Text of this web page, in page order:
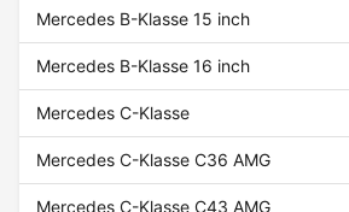
Mercedes B-Klasse 15 inch
Mercedes B-Klasse 16 inch
Mercedes C-Klasse
Mercedes C-Klasse C36 AMG
Mercedes C-Klasse C43 AMG